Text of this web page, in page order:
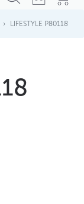
LIFESTYLE P80118